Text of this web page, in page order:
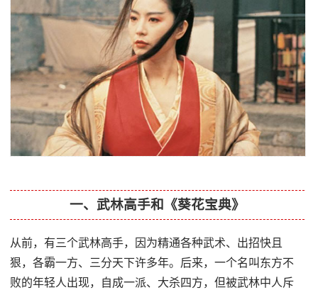
一、武林高手和《葵花宝典》
从前，有三个武林高手，因为精通各种武术、出招快且
狠，各霸一方、三分天下许多年。后来，一个名叫东方不
败的年轻人出现，自成一派、大杀四方，但被武林中人斥